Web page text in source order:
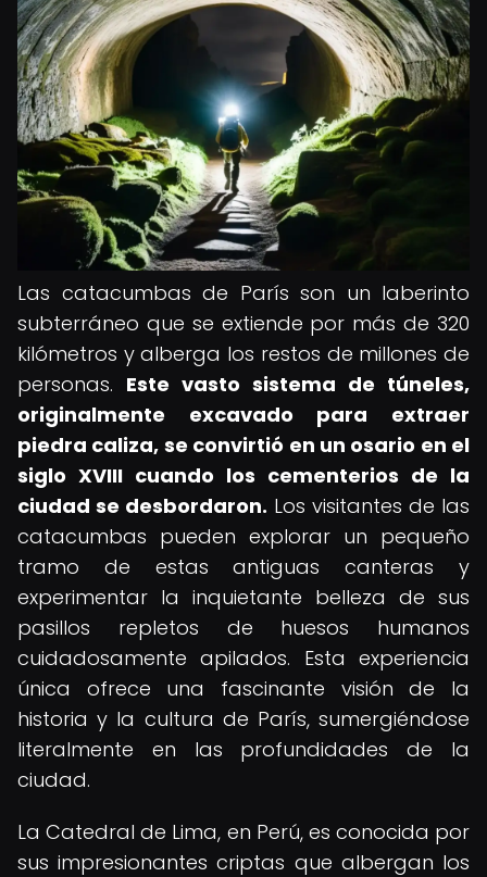
Las catacumbas de París son un laberinto
subterráneo que se extiende por más de 320
kilómetros y alberga los restos de millones de
personas. Este vasto sistema de túneles,
originalmente excavado para extraer
piedra caliza, se convirtió en un osario en el
siglo XVIII cuando los cementerios de la
ciudad se desbordaron. Los visitantes de las
catacumbas pueden explorar un pequeño
tramo de estas antiguas canteras y
experimentar la inquietante belleza de sus
pasillos repletos de huesos humanos
cuidadosamente apilados. Esta experiencia
única ofrece una fascinante visión de la
historia y la cultura de París, sumergiéndose
literalmente en las profundidades de la
ciudad.
La Catedral de Lima, en Perú, es conocida por
sus impresionantes criptas que albergan los